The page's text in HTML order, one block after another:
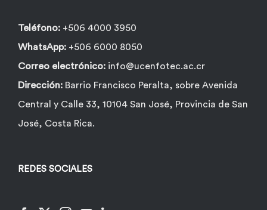
Teléfono: +506 4000 3950
WhatsApp: +506 6000 8050
Correo electrónico: info@ucenfotec.ac.cr
Dirección: Barrio Francisco Peralta, sobre Avenida
Central y Calle 33, 10104 San José, Provincia de San
José, Costa Rica.
REDES SOCIALES